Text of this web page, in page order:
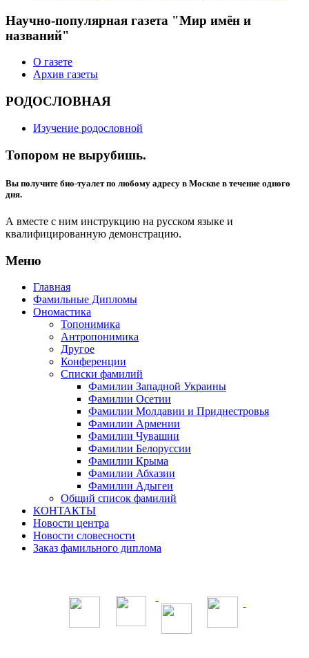
Научно-популярная газета "Мир имён и
названий"
О газете
Архив газеты
РОДОСЛОВНАЯ
Изучение родословной
Топором не вырубишь.
Вы получите био-туалет по любому адресу в Москве в течение одного
дня.
А вместе с ним инструкцию на русском языке и
квалифицированную демонстрацию.
Меню
Главная
Фамильные Дипломы
Ономастика
Топонимика
Антропонимика
Другое
Конференции
Списки фамилий
Фамилии Западной Украины
Фамилии Осетии
Фамилии Молдавии и Приднестровья
Фамилии Армении
Фамилии Чувашии
Фамилии Белоруссии
Фамилии Крыма
Фамилии Абхазии
Фамилии Адыгеи
Общий список фамилий
КОНТАКТЫ
Новости центра
Новости словесности
Заказ фамильного диплома